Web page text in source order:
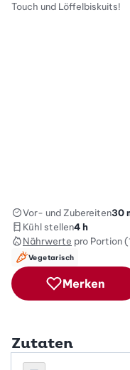
Touch und Löffelbiskuits!
Vor- und Zubereiten30
Kühl stellen4 h
Nährwerte pro Portion
Vegetarisch
Merken
Zutaten